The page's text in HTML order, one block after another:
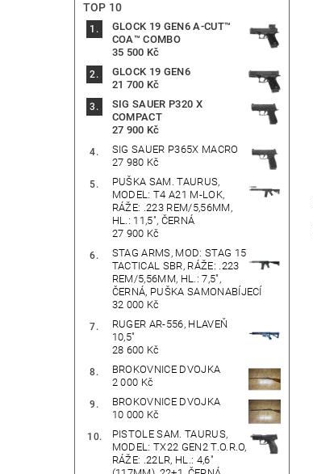
TOP 10
GLOCK 19 GEN6 A-CUT™
COA™ COMBO
35 500 Kč
GLOCK 19 GEN6
21 700 Kč
SIG SAUER P320 X
COMPACT
27 900 Kč
SIG SAUER P365X MACRO
27 980 Kč
PUŠKA SAM. TAURUS,
MODEL: T4 A21 M-LOK,
RÁŽE: .223 REM/5,56MM,
HL.: 11,5", ČERNÁ
27 900 Kč
STAG ARMS, MOD: STAG 15
TACTICAL SBR, RÁŽE: .223
REM/5,56MM, HL.: 7,5",
ČERNÁ, PUŠKA SAMONABÍJECÍ
32 000 Kč
RUGER AR-556, HLAVEŇ
10,5"
28 600 Kč
BROKOVNICE DVOJKA
2 000 Kč
BROKOVNICE DVOJKA
10 000 Kč
PISTOLE SAM. TAURUS,
MODEL: TX22 GEN2 T.O.R.O,
RÁŽE: .22LR, HL.: 4,6"